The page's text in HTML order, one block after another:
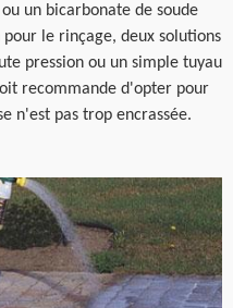
un bicarbonate de soude
le rinçage, deux solutions
pression ou un simple tuyau
recommande d'opter pour
n'est pas trop encrassée.